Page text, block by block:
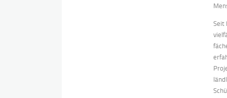
Seit